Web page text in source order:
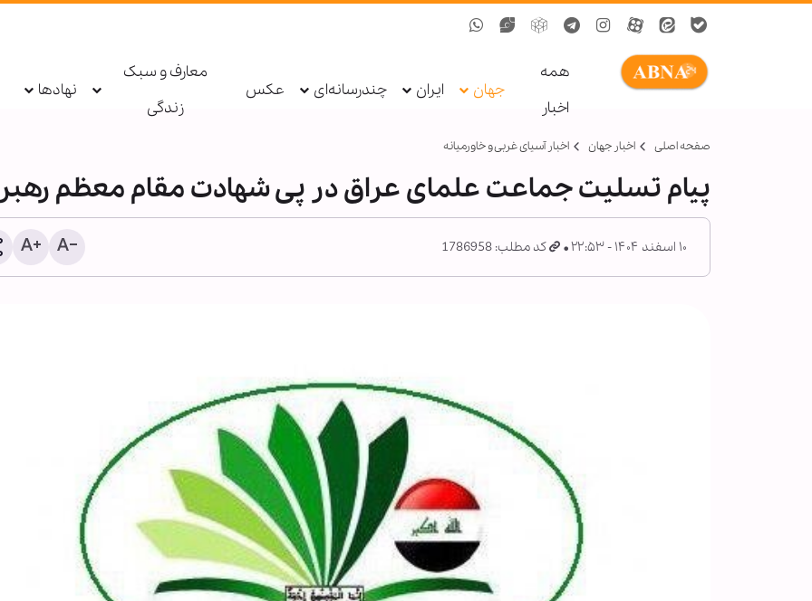
همه
اخبار
جهان ایران چندرسانه‌ای عکس
معارف و سبک
زندگی
نهادها
صفحه اصلی اخبار جهان اخبار آسیای غربی و خاورمیانه
پیام تسلیت جماعت علمای عراق در پی شهادت مقام معظم
۱۰ اسفند ۱۴۰۴ - ۲۲:۵۳ کد مطلب: 1786958